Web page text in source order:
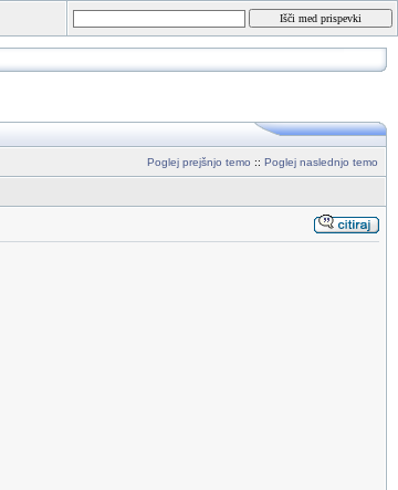
Poglej prejšnjo temo :: Poglej naslednjo temo